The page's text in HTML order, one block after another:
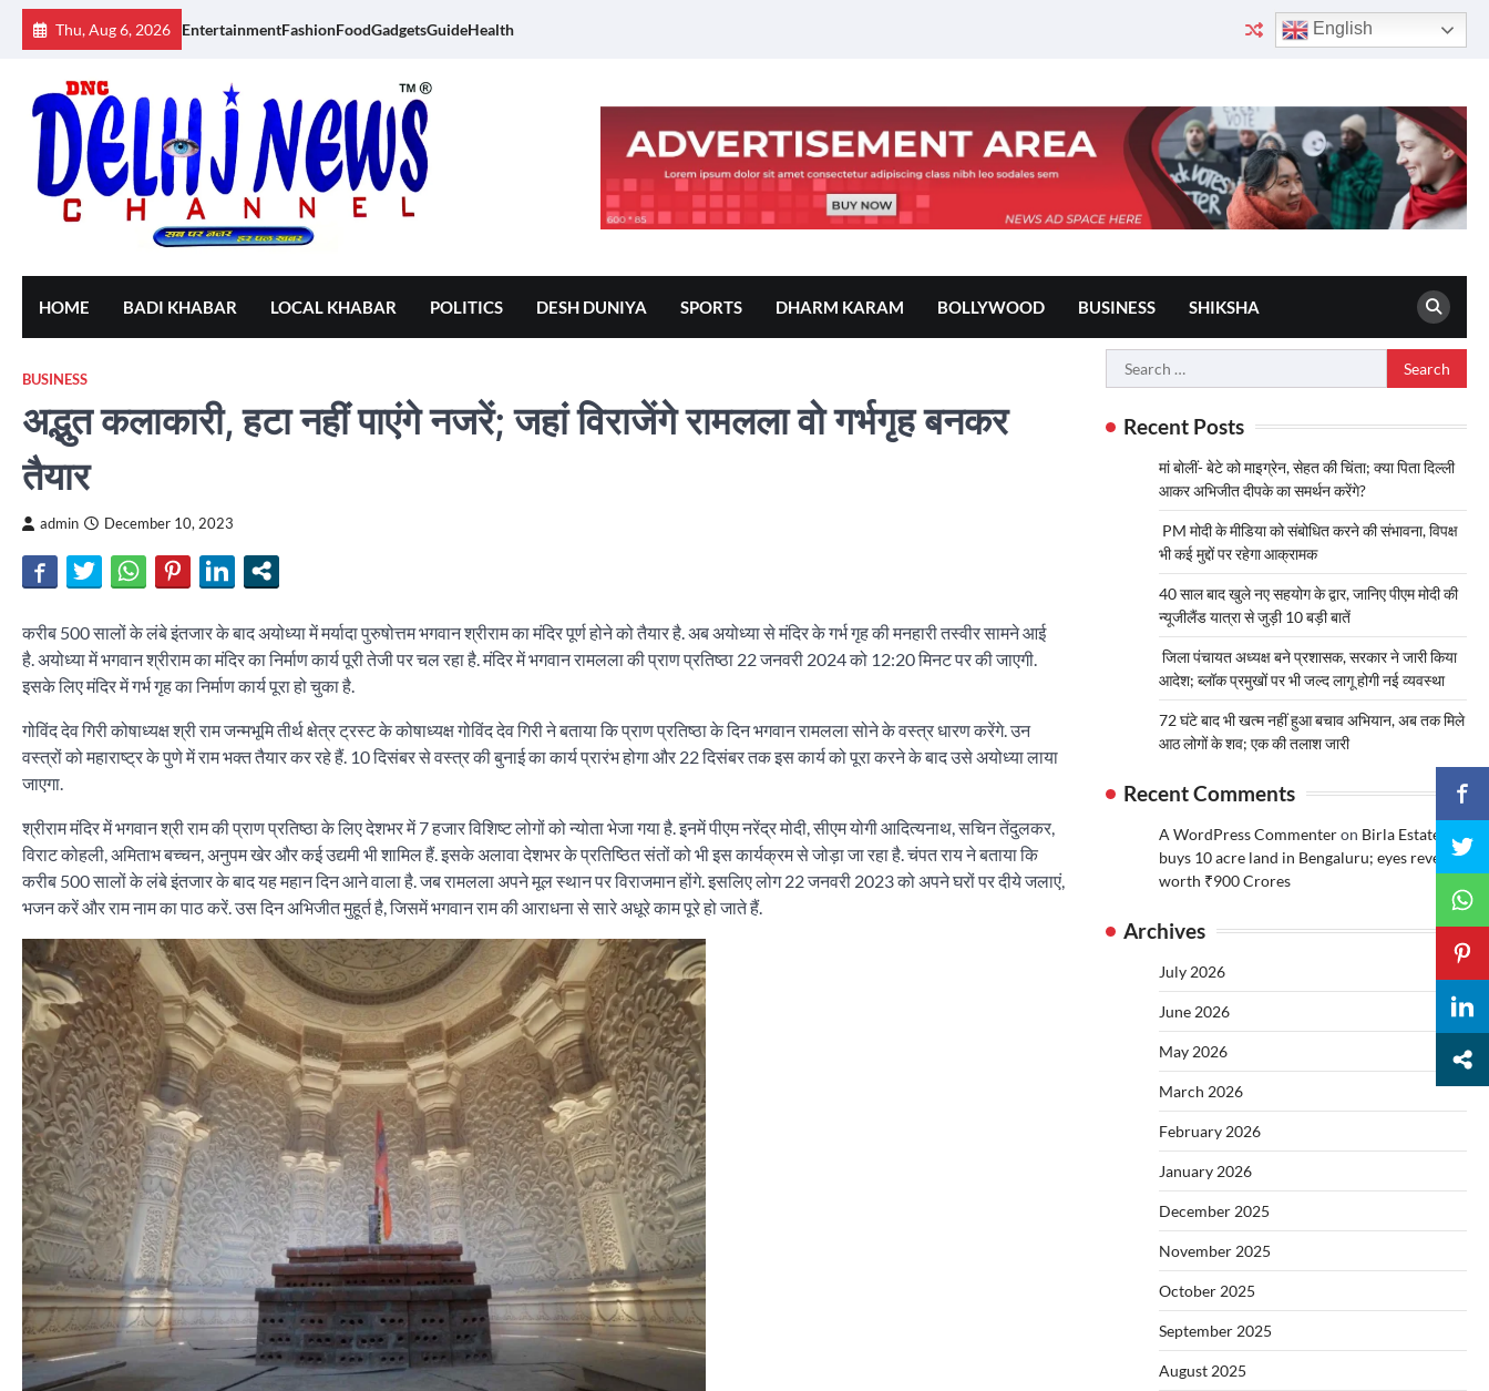
Skip
Thu, Aug 6, 2026 EntertainmentFashionFoodGadgetsGuideHealth English
HOME BADI KHABAR LOCAL KHABAR POLITICS DESH DUNIYA SPORTS DHARM KARAM BOLLYWOOD BUSINESS SHIKSHA
BUSINESS
अद्भुत कलाकारी, हटा नहीं पाएंगे नजरें; जहां विराजेंगे रामलला वो गर्भगृह बनकर
तैयार
admin December 10, 2023
करीब 500 सालों के लंबे इंतजार के बाद अयोध्या में मर्यादा पुरुषोत्तम भगवान श्रीराम का मंदिर पूर्ण होने को तैयार है. अब अयोध्या से मंदिर के गर्भ गृह की मनहारी तस्वीर सामने आई
है. अयोध्या में भगवान श्रीराम का मंदिर का निर्माण कार्य पूरी तेजी पर चल रहा है. मंदिर में भगवान रामलला की प्राण प्रतिष्ठा 22 जनवरी 2024 को 12:20 मिनट पर की जाएगी.
इसके लिए मंदिर में गर्भ गृह का निर्माण कार्य पूरा हो चुका है.
गोविंद देव गिरी कोषाध्यक्ष श्री राम जन्मभूमि तीर्थ क्षेत्र ट्रस्ट के कोषाध्यक्ष गोविंद देव गिरी ने बताया कि प्राण प्रतिष्ठा के दिन भगवान रामलला सोने के वस्त्र धारण करेंगे. उन
वस्त्रों को महाराष्ट्र के पुणे में राम भक्त तैयार कर रहे हैं. 10 दिसंबर से वस्त्र की बुनाई का कार्य प्रारंभ होगा और 22 दिसंबर तक इस कार्य को पूरा करने के बाद उसे अयोध्या लाया
जाएगा.
श्रीराम मंदिर में भगवान श्री राम की प्राण प्रतिष्ठा के लिए देशभर में 7 हजार विशिष्ट लोगों को न्योता भेजा गया है. इनमें पीएम नरेंद्र मोदी, सीएम योगी आदित्यनाथ, सचिन तेंदुलकर,
विराट कोहली, अमिताभ बच्चन, अनुपम खेर और कई उद्यमी भी शामिल हैं. इसके अलावा देशभर के प्रतिष्ठित संतों को भी इस कार्यक्रम से जोड़ा जा रहा है. चंपत राय ने बताया कि
करीब 500 सालों के लंबे इंतजार के बाद यह महान दिन आने वाला है. जब रामलला अपने मूल स्थान पर विराजमान होंगे. इसलिए लोग 22 जनवरी 2023 को अपने घरों पर दीये जलाएं,
भजन करें और राम नाम का पाठ करें. उस दिन अभिजीत मुहूर्त है, जिसमें भगवान राम की आराधना से सारे अधूरे काम पूरे हो जाते हैं.
Search
for:
Recent Posts
मां बोलीं- बेटे को माइग्रेन, सेहत की चिंता; क्या पिता दिल्ली
आकर अभिजीत दीपके का समर्थन करेंगे?
PM मोदी के मीडिया को संबोधित करने की संभावना, विपक्ष
भी कई मुद्दों पर रहेगा आक्रामक
40 साल बाद खुले नए सहयोग के द्वार, जानिए पीएम मोदी की
न्यूजीलैंड यात्रा से जुड़ी 10 बड़ी बातें
जिला पंचायत अध्यक्ष बने प्रशासक, सरकार ने जारी किया
आदेश; ब्लॉक प्रमुखों पर भी जल्द लागू होगी नई व्यवस्था
72 घंटे बाद भी खत्म नहीं हुआ बचाव अभियान, अब तक मिले
आठ लोगों के शव; एक की तलाश जारी
Recent Comments
A WordPress Commenteron Birla Estates
buys 10 acre land in Bengaluru; eyes revenue
worth ₹900 Crores
Archives
July 2026
June 2026
May 2026
March 2026
February 2026
January 2026
December 2025
November 2025
October 2025
September 2025
August 2025